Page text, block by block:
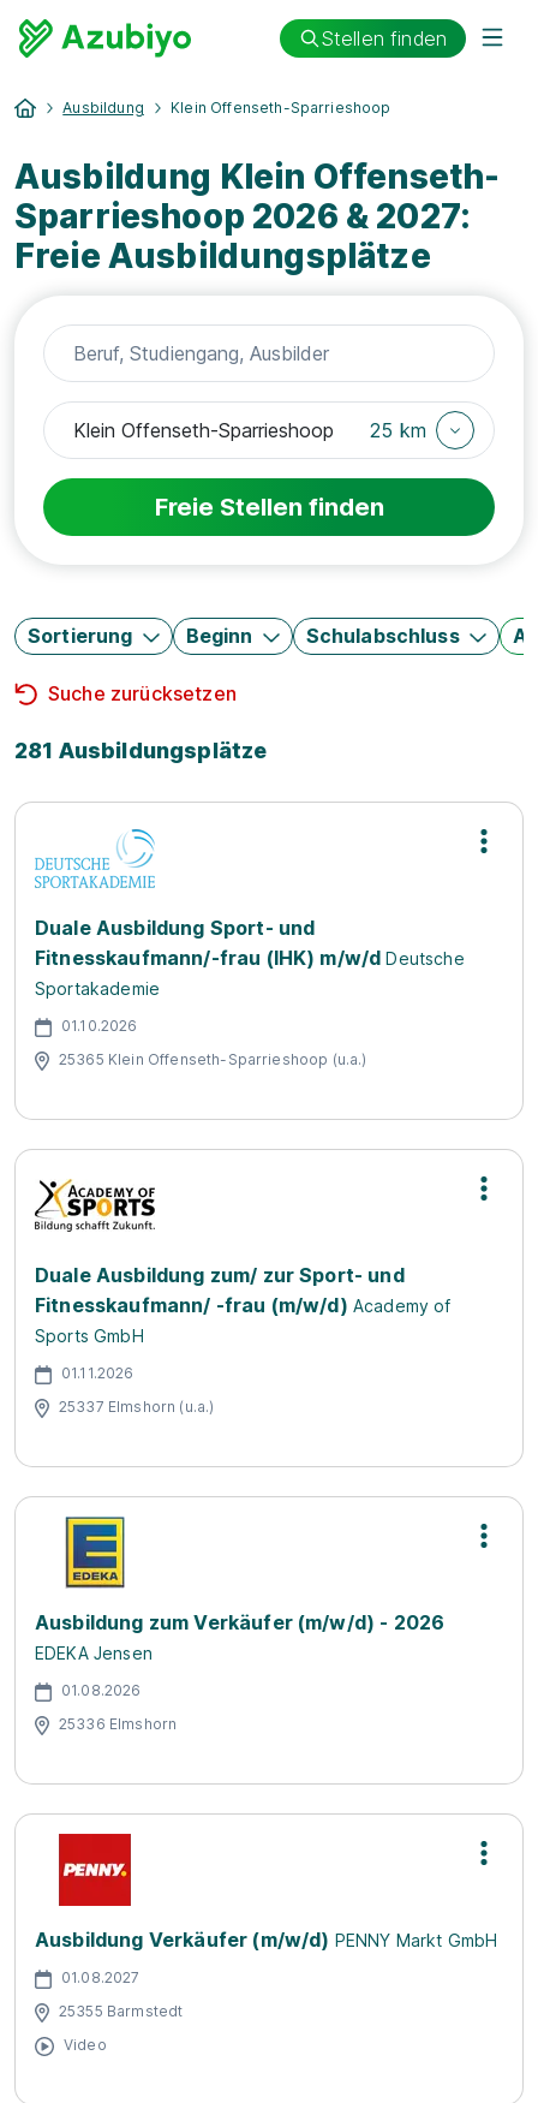
Stellen finden
Ausbildung Klein Offenseth-Sparrieshoop
Ausbildung Klein Offenseth-
Sparrieshoop 2026 & 2027:
Freie Ausbildungsplätze
25 km
Freie Stellen finden
Sortierung Beginn Schulabschluss
Suche zurücksetzen
281 Ausbildungsplätze
Duale Ausbildung Sport- und
Fitnesskaufmann/-frau (IHK) m/w/d Deutsche
Sportakademie
01.10.2026
25365 Klein Offenseth-Sparrieshoop (u.a.)
Duale Ausbildung zum/ zur Sport- und
Fitnesskaufmann/ -frau (m/w/d) Academy of
Sports GmbH
01.11.2026
25337 Elmshorn (u.a.)
Ausbildung zum Verkäufer (m/w/d) - 2026
EDEKA Jensen
01.08.2026
25336 Elmshorn
Ausbildung Verkäufer (m/w/d) PENNY Markt GmbH
01.08.2027
25355 Barmstedt
Video